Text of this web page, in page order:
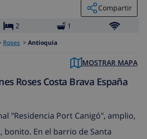
Compartir
2 1
Roses > Antioquia
MOSTRAR MAPA
Roses Costa Brava España
"Residencia Port Canigó", amplio,
bonito. En el barrio de Santa